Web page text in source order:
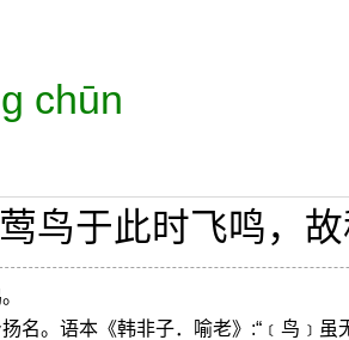
chūn
鸟于此时飞鸣，
名。语本《韩非子．喻老》:“﹝鸟﹞